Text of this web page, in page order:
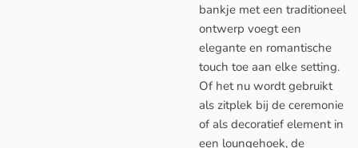
bankje met een traditioneel
ontwerp voegt een
elegante en romantische
touch toe aan elke setting.
Of het nu wordt gebruikt
als zitplek bij de ceremonie
of als decoratief element in
een loungehoek, de